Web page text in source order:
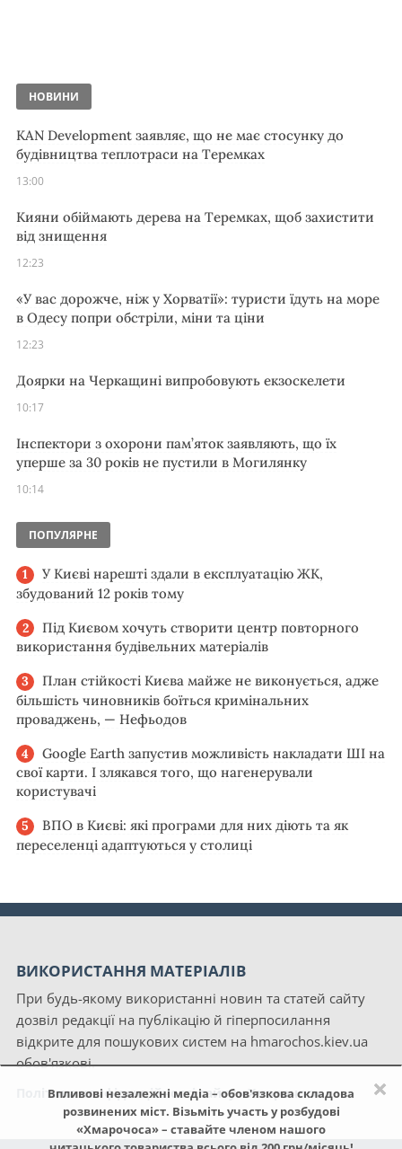
×
Впливові незалежні медіа – обов'язкова складова
розвинених міст. Візьміть участь у розбудові
«Хмарочоса» – ставайте членом нашого
НОВИНИ
KAN Development заявляє, що не має стосунку до
будівництва теплотраси на Теремках
13:00
Кияни обіймають дерева на Теремках, щоб захистити
від знищення
12:23
«У вас дорожче, ніж у Хорватії»: туристи їдуть на море
в Одесу попри обстріли, міни та ціни
12:23
Доярки на Черкащині випробовують екзоскелети
10:17
Інспектори з охорони пам’яток заявляють, що їх
уперше за 30 років не пустили в Могилянку
10:14
ПОПУЛЯРНЕ
У Києві нарешті здали в експлуатацію ЖК,
збудований 12 років тому
Під Києвом хочуть створити центр повторного
використання будівельних матеріалів
План стійкості Києва майже не виконується, адже
більшість чиновників боїться кримінальних
проваджень, — Нефьодов
Google Earth запустив можливість накладати ШІ на
свої карти. І злякався того, що нагенерували
користувачі
ВПО в Києві: які програми для них діють та як
переселенці адаптуються у столиці
ВИКОРИСТАННЯ МАТЕРІАЛІВ
При будь-якому використанні новин та статей сайту
дозвіл редакції на публікацію й гіперпосилання
відкрите для пошукових систем на hmarochos.kiev.ua
обов'язкові.
Політика конфіденційності сайту «Хмарочос»